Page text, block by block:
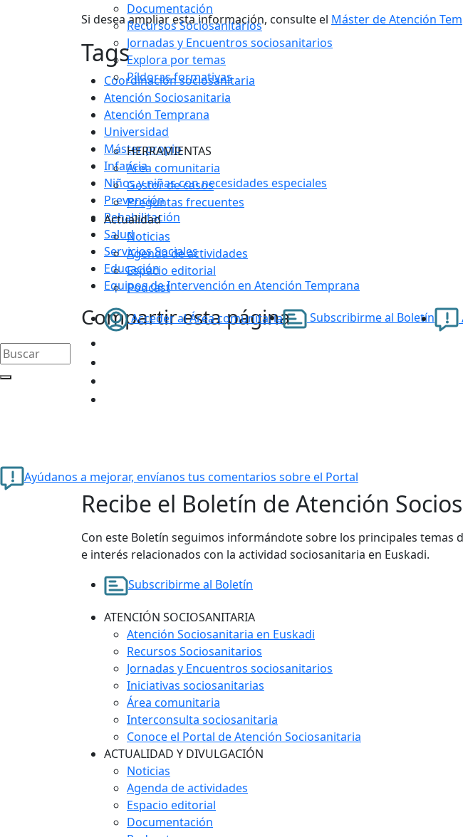
Documentación
Recursos Sociosanitarios
Jornadas y Encuentros sociosanitarios
Explora por temas
Píldoras formativas
HERRAMIENTAS
Área comunitaria
Gestor de casos
Preguntas frecuentes
Actualidad
Noticias
Agenda de actividades
Espacio editorial
Podcast
Acceder al Área comunitaria
Subscribirme al Boletín
Si desea ampliar esta información, consulte el Máster de Atención
Tags
Coordinación sociosanitaria
Atención Sociosanitaria
Atención Temprana
Universidad
Máster propio
Infancia
Niños y niñas con necesidades especiales
Prevención
Rehabilitación
Salud
Servicios Sociales
Educación
Equipos de Intervención en Atención Temprana
Compartir esta página
Ayúdanos a mejorar, envíanos tus comentarios sobre el Portal
Recibe el Boletín de Atención
Con este Boletín seguimos informándote sobre los principales temas
e interés relacionados con la actividad sociosanitaria en Euskadi.
Subscribirme al Boletín
ATENCIÓN SOCIOSANITARIA
Atención Sociosanitaria en Euskadi
Recursos Sociosanitarios
Jornadas y Encuentros sociosanitarios
Iniciativas sociosanitarias
Área comunitaria
Interconsulta sociosanitaria
Conoce el Portal de Atención Sociosanitaria
ACTUALIDAD Y DIVULGACIÓN
Noticias
Agenda de actividades
Espacio editorial
Documentación